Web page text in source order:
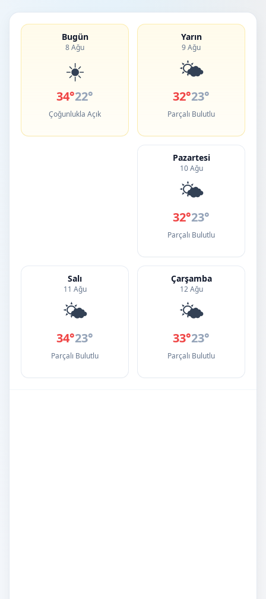
Bugün
8 Ağu
☀️
34°22°
Çoğunlukla Açık
Yarın
9 Ağu
🌤️
32°23°
Parçalı Bulutlu
Pazartesi
10 Ağu
🌤️
32°23°
Parçalı Bulutlu
Salı
11 Ağu
🌤️
34°23°
Parçalı Bulutlu
Çarşamba
12 Ağu
🌤️
33°23°
Parçalı Bulutlu